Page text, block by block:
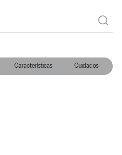
Características Cuidados